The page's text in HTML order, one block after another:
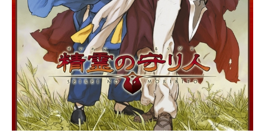
びスタッフ原作：石川優吾チーフデ
ィレクター：鈴木吉男構成・脚本：
菅良幸キャラクターデザイン：岩佐
裕子アニメーション制作：トムス・
エンタテインメント主題歌OP1：
「君の愛に包まれて痛い」三枝夕夏I
NdbOP2：「愛のワナ」三枝夕夏INd
bED1：「ORANGE☆NIGHT」愛内
里菜ED2：「TANGO」北原愛子公開
開始年＆季節2005秋アニメ(C)石川優